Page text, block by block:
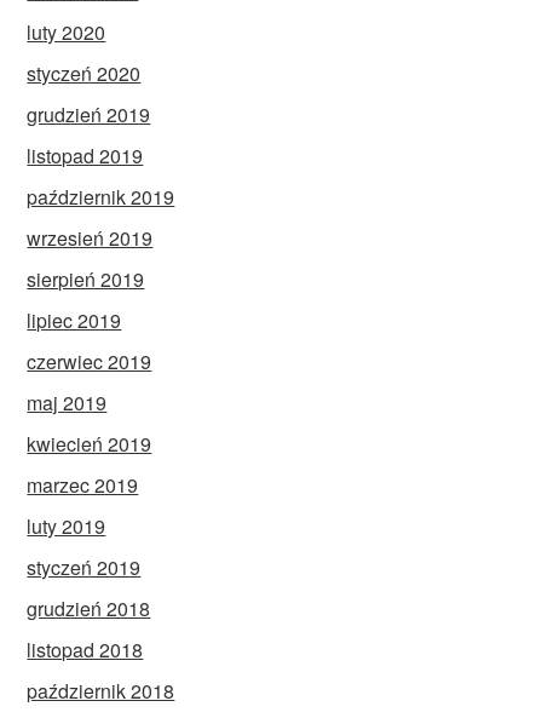
luty 2020
styczeń 2020
grudzień 2019
listopad 2019
październik 2019
wrzesień 2019
sierpień 2019
lipiec 2019
czerwiec 2019
maj 2019
kwiecień 2019
marzec 2019
luty 2019
styczeń 2019
grudzień 2018
listopad 2018
październik 2018